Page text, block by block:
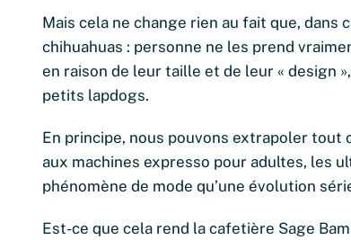
Mais cela ne change rien au fait que, dans
chihuahuas : personne ne les prend
en raison de leur taille et de leur « design
petits lapdogs.
En principe, nous pouvons extrapoler tout
aux machines expresso pour adultes, les
phénomène de mode qu’une évolution
Est-ce que cela rend la cafetière Sage